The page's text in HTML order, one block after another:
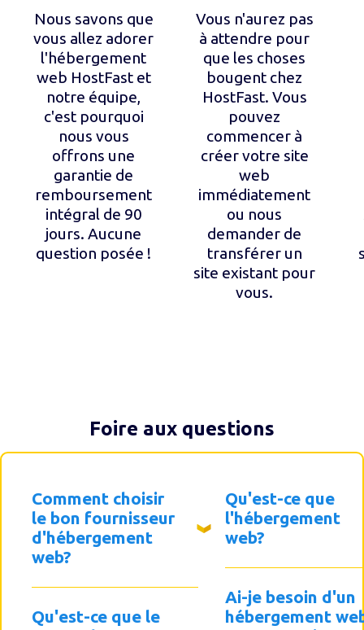
Nous savons que
vous allez adorer
l'hébergement
web HostFast et
notre équipe,
c'est pourquoi
nous vous
offrons une
garantie de
remboursement
intégral de 90
jours. Aucune
question posée !
Vous n'aurez pas
à attendre pour
que les choses
bougent chez
HostFast. Vous
pouvez
commencer à
créer votre site
web
immédiatement
ou nous
demander de
transférer un
site existant pour
vous.
Foire aux questions
Comment choisir
le bon fournisseur
d'hébergement
web?
Qu'est-ce que le
Qu'est-ce que
l'hébergement
web?
Ai-je besoin d'un
hébergement